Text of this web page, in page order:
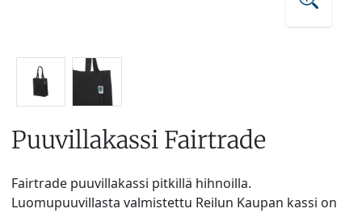
Puuvillakassi Fairtrade
Fairtrade puuvillakassi pitkillä hihnoilla.
Luomupuuvillasta valmistettu Reilun Kaupan kassi on